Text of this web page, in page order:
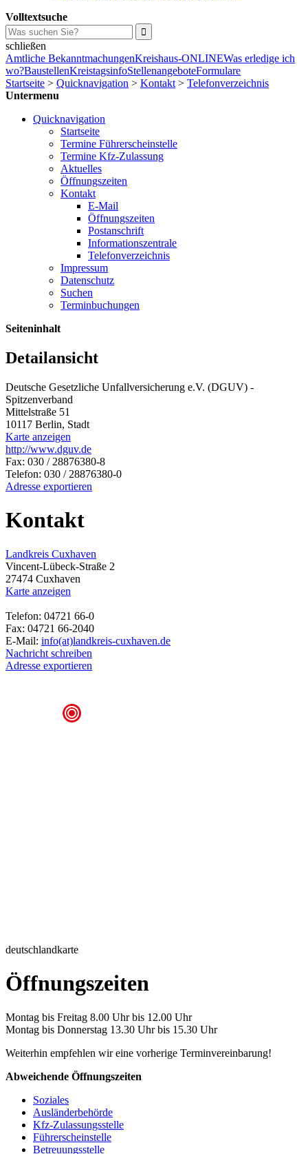
Volltextsuche
schließen
Amtliche BekanntmachungenKreishaus-ONLINEWas erledige ich
wo?BaustellenKreistagsinfoStellenangeboteFormulare
Startseite > Quicknavigation > Kontakt > Telefonverzeichnis
Untermenu
Quicknavigation
Startseite
Termine Führerscheinstelle
Termine Kfz-Zulassung
Aktuelles
Öffnungszeiten
Kontakt
E-Mail
Öffnungszeiten
Postanschrift
Informationszentrale
Telefonverzeichnis
Impressum
Datenschutz
Suchen
Terminbuchungen
Seiteninhalt
Detailansicht
Deutsche Gesetzliche Unfallversicherung e.V. (DGUV) -
Spitzenverband
Mittelstraße 51
10117 Berlin, Stadt
Karte anzeigen
http://www.dguv.de
Fax: 030 / 28876380-8
Telefon: 030 / 28876380-0
Adresse exportieren
Kontakt
Landkreis Cuxhaven
Vincent-Lübeck-Straße 2
27474 Cuxhaven
Karte anzeigen
Telefon: 04721 66-0
Fax: 04721 66-2040
E-Mail: info(at)landkreis-cuxhaven.de
Nachricht schreiben
Adresse exportieren
deutschlandkarte
Öffnungszeiten
Montag bis Freitag 8.00 Uhr bis 12.00 Uhr
Montag bis Donnerstag 13.30 Uhr bis 15.30 Uhr
Weiterhin empfehlen wir eine vorherige Terminvereinbarung!
Abweichende Öffnungszeiten
Soziales
Ausländerbehörde
Kfz-Zulassungsstelle
Führerscheinstelle
Betreuungsstelle